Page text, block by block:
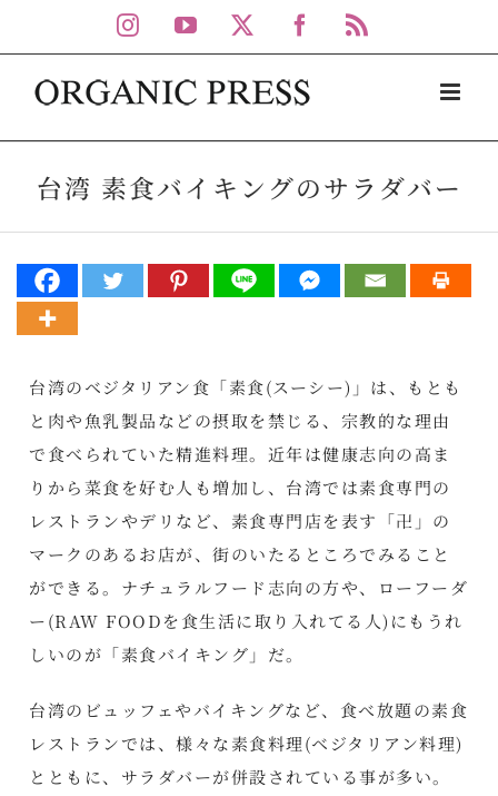
to
content
Instagram
YouTube Facebook
台湾 素食バイキングのサラダバー
台湾のベジタリアン食「素食(スーシー)」は、もとも
と肉や魚乳製品などの摂取を禁じる、宗教的な理由
で食べられていた精進料理。近年は健康志向の高ま
りから菜食を好む人も増加し、台湾では素食専門の
レストランやデリなど、素食専門店を表す「卍」の
マークのあるお店が、街のいたるところでみること
ができる。ナチュラルフード志向の方や、ローフーダ
ー(RAW FOODを食生活に取り入れてる人)にもうれ
しいのが「素食バイキング」だ。
台湾のビュッフェやバイキングなど、食べ放題の素食
レストランでは、様々な素食料理(ベジタリアン料理)
とともに、サラダバーが併設されている事が多い。